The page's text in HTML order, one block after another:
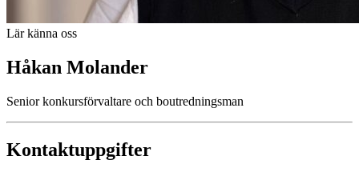
Lär känna oss
Håkan Molander
Senior konkursförvaltare och boutredningsman
Kontaktuppgifter